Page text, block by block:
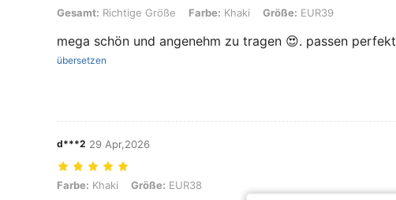
Gesamt: Richtige Größe, Farbe: Khaki, Größe: EUR39
Gesamt: Richtige Größe Farbe: Khaki Größe: EUR39
mega schön und angenehm zu tragen 😍. passen perfekt
übersetzen
d***2 29 Apr,2026
Farbe: Khaki, Größe: EUR38
Farbe: Khaki Größe: EUR38